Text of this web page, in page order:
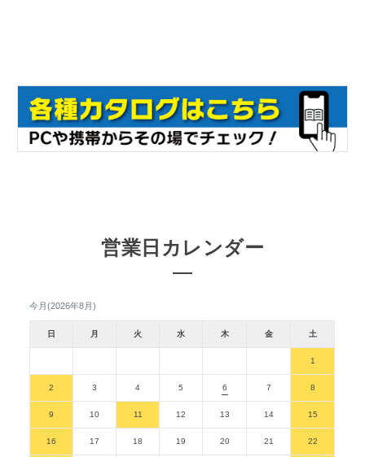
営業日カレンダー
今月(2026年8月)
日 月 火 水 木 金 土
1
2 3 4 5 6 7 8
9 10 11 12 13 14 15
16 17 18 19 20 21 22